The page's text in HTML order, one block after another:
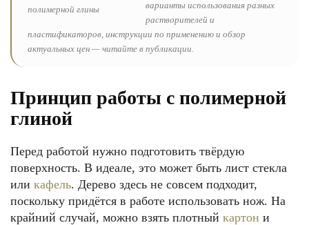
варианты использования разных
растворителей и
пластификаторов, инструкции по применению и обзор
актуальных цен — читайте в публикации.
Принцип работы с полимерной
глиной
Перед работой нужно подготовить твёрдую
поверхность. В идеале, это может быть лист стекла
или кафель. Дерево здесь не совсем подходит,
поскольку придётся в работе использовать нож. На
крайний случай, можно взять плотный картон и